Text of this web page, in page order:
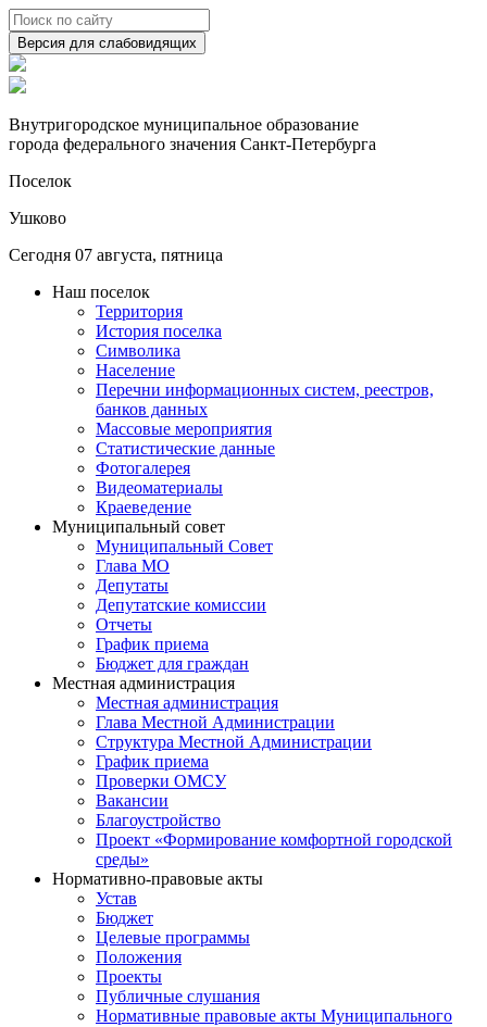
Версия для слабовидящих
Внутригородское муниципальное образование
города федерального значения Санкт-Петербурга
Поселок
Ушково
Сегодня 07 августа, пятница
Наш поселок
Территория
История поселка
Символика
Население
Перечни информационных систем, реестров,
банков данных
Массовые мероприятия
Статистические данные
Фотогалерея
Видеоматериалы
Краеведение
Муниципальный совет
Муниципальный Совет
Глава МО
Депутаты
Депутатские комиссии
Отчеты
График приема
Бюджет для граждан
Местная администрация
Местная администрация
Глава Местной Администрации
Структура Местной Администрации
График приема
Проверки ОМСУ
Вакансии
Благоустройство
Проект «Формирование комфортной городской
среды»
Нормативно-правовые акты
Устав
Бюджет
Целевые программы
Положения
Проекты
Публичные слушания
Нормативные правовые акты Муниципального